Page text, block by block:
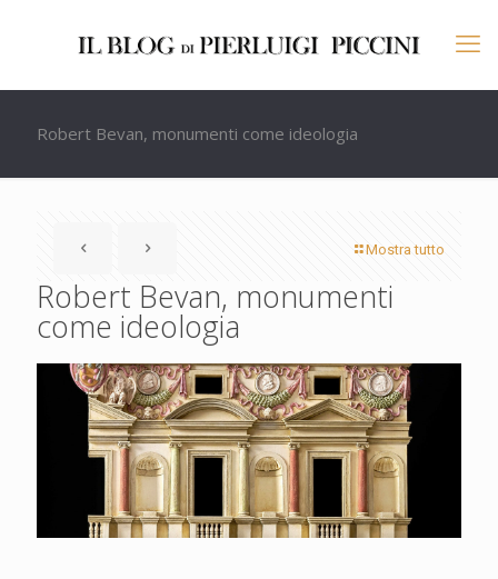
Robert Bevan, monumenti come ideologia
Mostra tutto
Robert Bevan, monumenti
come ideologia